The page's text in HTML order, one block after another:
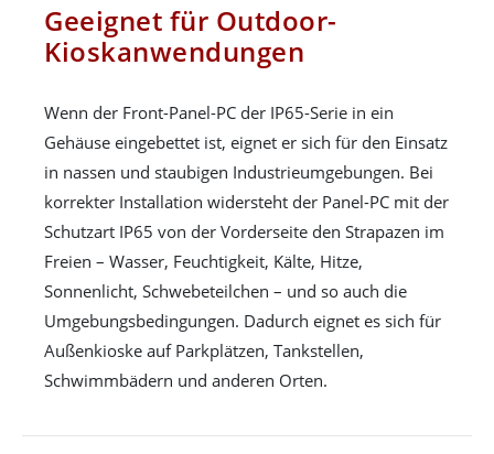
Geeignet für Outdoor-
Kioskanwendungen
Wenn der Front-Panel-PC der IP65-Serie in ein
Gehäuse eingebettet ist, eignet er sich für den Einsatz
in nassen und staubigen Industrieumgebungen. Bei
korrekter Installation widersteht der Panel-PC mit der
Schutzart IP65 von der Vorderseite den Strapazen im
Freien – Wasser, Feuchtigkeit, Kälte, Hitze,
Sonnenlicht, Schwebeteilchen – und so auch die
Umgebungsbedingungen. Dadurch eignet es sich für
Außenkioske auf Parkplätzen, Tankstellen,
Schwimmbädern und anderen Orten.